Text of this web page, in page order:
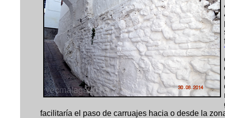
facilitaría el paso de carruajes hacia o desde la